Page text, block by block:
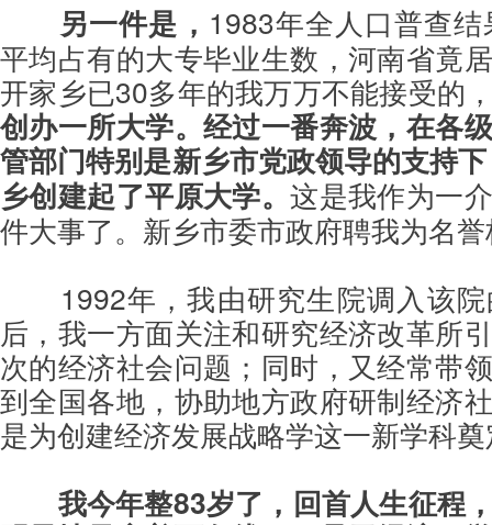
另一件是， 1983年全人口普查
平均占有的大专毕业生数，河南省竟
开家乡已30多年的我万万不能接受的
创办一所大学。经过一番奔波，在各
管部门特别是新乡市党政领导的支持
乡创建起了平原大学。这是我作为一
件大事了。新乡市委市政府聘我为名
1992年，我由研究生院调入该
后，我一方面关注和研究经济改革所
次的经济社会问题；同时，又经常带
到全国各地，协助地方政府研制经济
是为创建经济发展战略学这一新学科
我今年整83岁了，回首人生征程